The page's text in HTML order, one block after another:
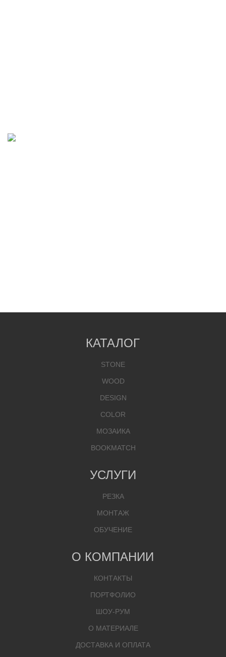
КАТАЛОГ
STONE
WOOD
DESIGN
COLOR
МОЗАИКА
BOOKMATCH
УСЛУГИ
РЕЗКА
МОНТАЖ
ОБУЧЕНИЕ
О КОМПАНИИ
КОНТАКТЫ
ПОРТФОЛИО
ШОУ-РУМ
О МАТЕРИАЛЕ
ДОСТАВКА И ОПЛАТА